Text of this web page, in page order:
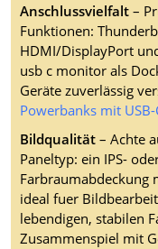
Anschlussvielfalt–
Funktionen:
HDMI/DisplayPort
usb c monitor als
Geräte zuverlässig
Powerbanks mit USB-
Bildqualität– Achte
Paneltyp: ein IPS-
Farbraumabdeckung
ideal fuer
lebendigen, stabilen
Zusammenspiel mit